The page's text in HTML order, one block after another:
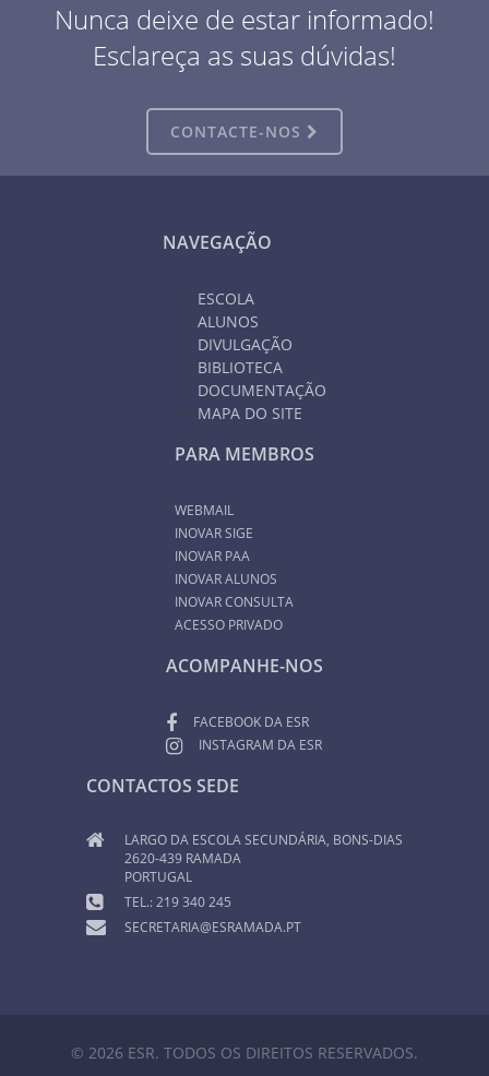
Nunca deixe de estar informado!
Esclareça as suas dúvidas!
CONTACTE-NOS
NAVEGAÇÃO
ESCOLA
ALUNOS
DIVULGAÇÃO
BIBLIOTECA
DOCUMENTAÇÃO
MAPA DO SITE
PARA MEMBROS
WEBMAIL
INOVAR SIGE
INOVAR PAA
INOVAR ALUNOS
INOVAR CONSULTA
ACESSO PRIVADO
ACOMPANHE-NOS
FACEBOOK DA ESR
INSTAGRAM DA ESR
CONTACTOS SEDE
LARGO DA ESCOLA SECUNDÁRIA, BONS-DIAS
2620-439 RAMADA
PORTUGAL
TEL.: 219 340 245
SECRETARIA@ESRAMADA.PT
© 2026 ESR. TODOS OS DIREITOS RESERVADOS.